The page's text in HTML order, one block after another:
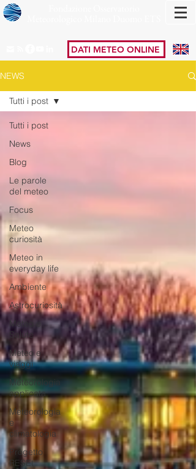
DATI METEO ONLINE
NEWS
Tutti i post
News
Blog
Le parole
del meteo
Focus
Meteo
curiosità
Meteo in
everyday life
Ambiente
Astrocuriosità
Meteo e
Salute
Meteo e
viaggi
Meteorologia
applicata
Meteorologia
e
climatologia
Progetto
RESEt
Tutti i post